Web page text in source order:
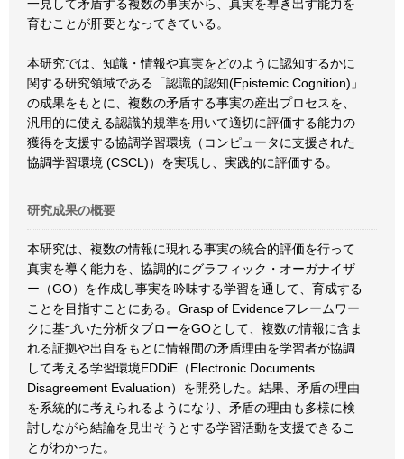
一見して矛盾する複数の事実から、真実を導き出す能力を
育むことが肝要となってきている。
本研究では、知識・情報や真実をどのように認知するかに
関する研究領域である「認識的認知(Epistemic Cognition)」
の成果をもとに、複数の矛盾する事実の産出プロセスを、
汎用的に使える認識的規準を用いて適切に評価する能力の
獲得を支援する協調学習環境（コンピュータに支援された
協調学習環境 (CSCL)）を実現し、実践的に評価する。
研究成果の概要
本研究は、複数の情報に現れる事実の統合的評価を行って
真実を導く能力を、協調的にグラフィック・オーガナイザ
ー（GO）を作成し事実を吟味する学習を通して、育成する
ことを目指すことにある。Grasp of Evidenceフレームワー
クに基づいた分析タブローをGOとして、複数の情報に含ま
れる証拠や出自をもとに情報間の矛盾理由を学習者が協調
して考える学習環境EDDiE（Electronic Documents
Disagreement Evaluation）を開発した。結果、矛盾の理由
を系統的に考えられるようになり、矛盾の理由も多様に検
討しながら結論を見出そうとする学習活動を支援できるこ
とがわかった。